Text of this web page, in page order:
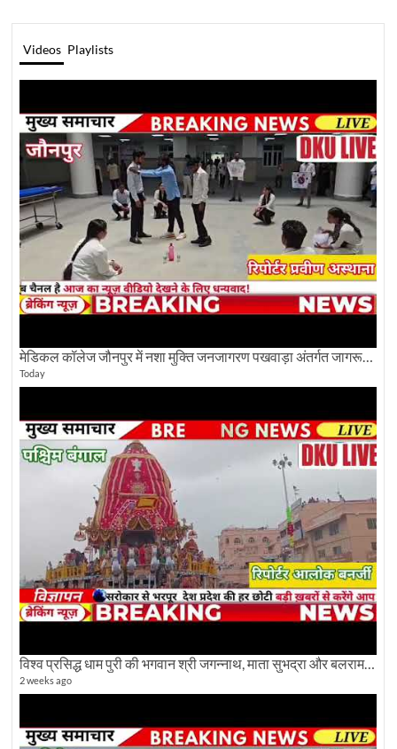
Videos Playlists
मेडिकल कॉलेज जौनपुर में नशा मुक्ति जनजागरण पखवाड़ा अंतर्गत जागरूकता कार्यक्रम आयोजित
Today
विश्व प्रसिद्ध धाम पुरी की भगवान श्री जगन्नाथ, माता सुभद्रा और बलराम जी की भव्य शोभा यात्रा देखिए
2 weeks ago